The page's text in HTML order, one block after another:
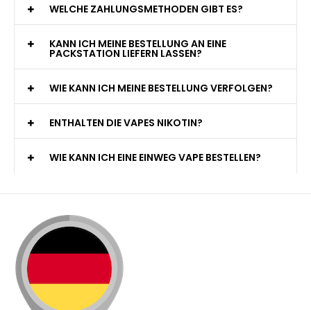
WELCHE ZAHLUNGSMETHODEN GIBT ES?
KANN ICH MEINE BESTELLUNG AN EINE
PACKSTATION LIEFERN LASSEN?
WIE KANN ICH MEINE BESTELLUNG VERFOLGEN?
ENTHALTEN DIE VAPES NIKOTIN?
WIE KANN ICH EINE EINWEG VAPE BESTELLEN?